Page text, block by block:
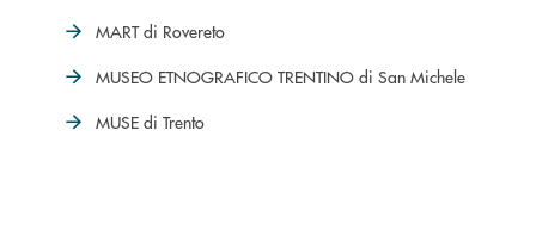
MART di Rovereto
MUSEO ETNOGRAFICO TRENTINO di San Michele
MUSE di Trento